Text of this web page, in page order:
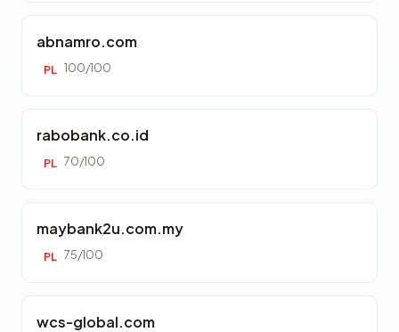
abnamro.com
PL 100/100
rabobank.co.id
PL 70/100
maybank2u.com.my
PL 75/100
wcs-global.com